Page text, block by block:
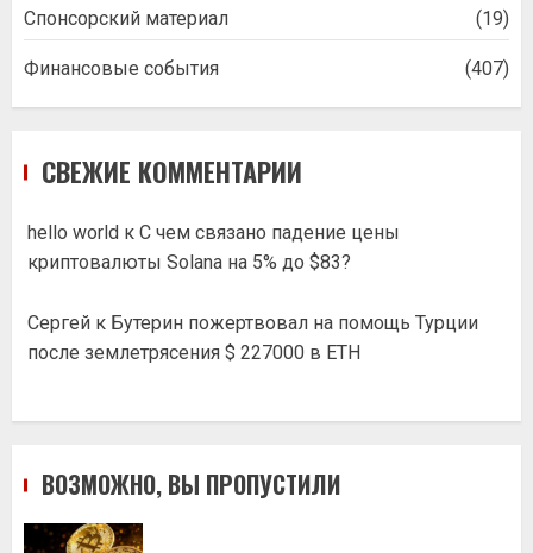
Спонсорский материал (19)
Финансовые события (407)
СВЕЖИЕ КОММЕНТАРИИ
hello world к С чем связано падение цены
криптовалюты Solana на 5% до $83?
Сергей к Бутерин пожертвовал на помощь Турции
после землетрясения $ 227000 в ETH
ВОЗМОЖНО, ВЫ ПРОПУСТИЛИ